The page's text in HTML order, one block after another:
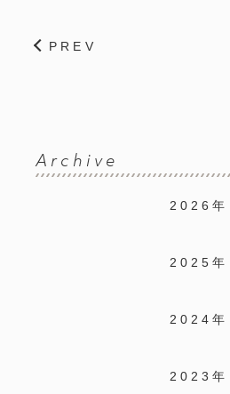
PREV
Archive
2026年
2025年
2024年
2023年